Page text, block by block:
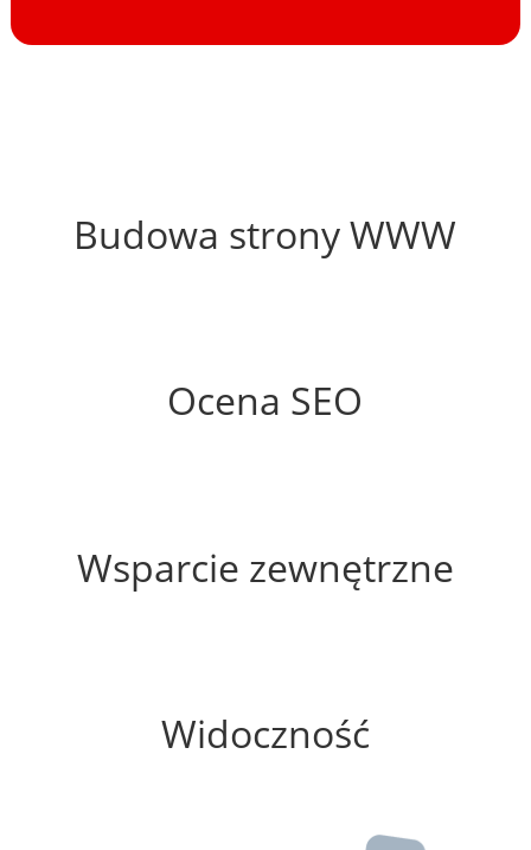
Budowa strony WWW
Ocena SEO
Wsparcie zewnętrzne
Widoczność